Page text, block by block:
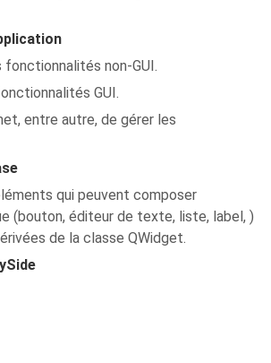
non-GUI.
GUI.
entre autre, de gérer les
qui peuvent composer
(bouton, éditeur de texte, liste, label, )
de la classe QWidget.